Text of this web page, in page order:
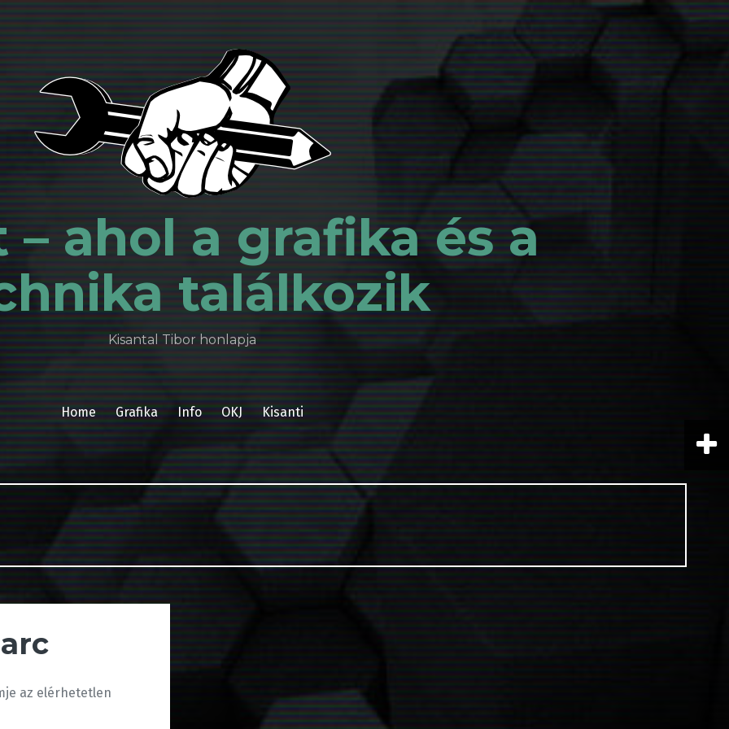
– ahol a grafika és a
találkozik
Kisantal Tibor honlapja
Home Grafika Info OKJ Kisanti
az elérhetetlen